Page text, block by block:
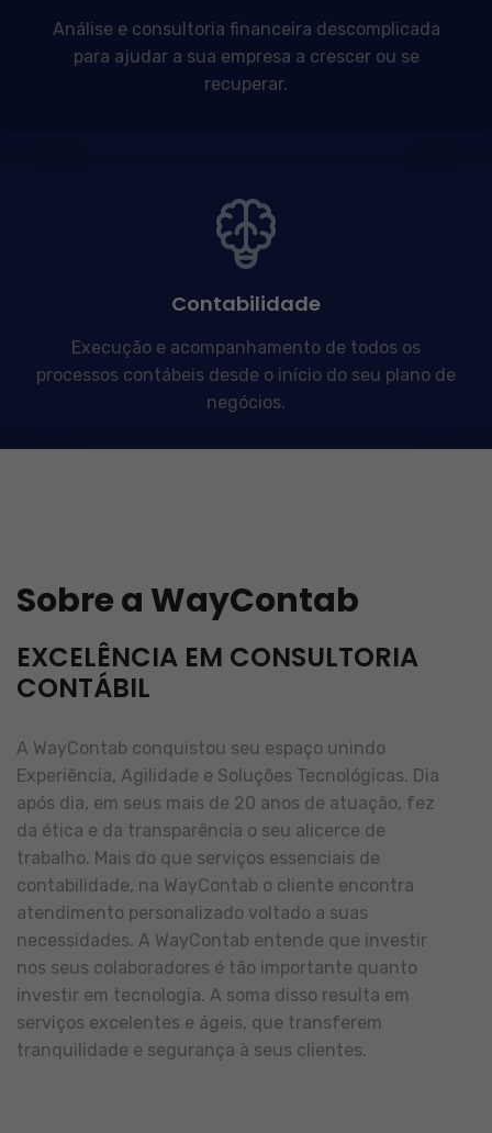
Análise e consultoria financeira descomplicada
para ajudar a sua empresa a crescer ou se
recuperar.
Contabilidade
Execução e acompanhamento de todos os
processos contábeis desde o início do seu plano de
negócios.
Sobre a WayContab
EXCELÊNCIA EM CONSULTORIA
CONTÁBIL
A WayContab conquistou seu espaço unindo
Experiência, Agilidade e Soluções Tecnológicas. Dia
após dia, em seus mais de 20 anos de atuação, fez
da ética e da transparência o seu alicerce de
trabalho. Mais do que serviços essenciais de
contabilidade, na WayContab o cliente encontra
atendimento personalizado voltado a suas
necessidades. A WayContab entende que investir
nos seus colaboradores é tão importante quanto
investir em tecnologia. A soma disso resulta em
serviços excelentes e ágeis, que transferem
tranquilidade e segurança à seus clientes.